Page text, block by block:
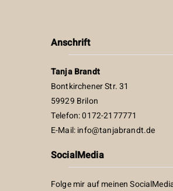
Anschrift
Tanja Brandt
Bontkirchener Str. 31
59929 Brilon
Telefon: 0172-2177771
E-Mail:info@tanjabrandt.de
SocialMedia
Folge mir auf meinen